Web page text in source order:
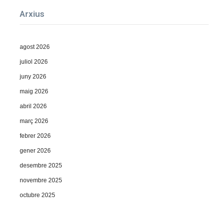
Arxius
agost 2026
juliol 2026
juny 2026
maig 2026
abril 2026
març 2026
febrer 2026
gener 2026
desembre 2025
novembre 2025
octubre 2025